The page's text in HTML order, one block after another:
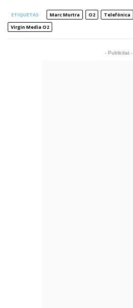
ETIQUETAS Marc Murtra O2 Telefónica
Virgin Media O2
- Publicitat -